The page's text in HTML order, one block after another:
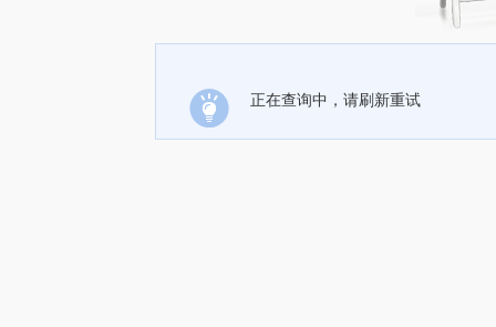
正在查询中，请刷新重试